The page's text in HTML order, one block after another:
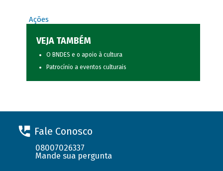
Ações
VEJA TAMBÉM
O BNDES e o apoio à cultura
Patrocínio a eventos culturais
Fale Conosco
08007026337
Mande sua pergunta